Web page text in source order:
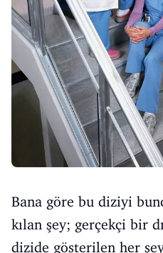
Bana göre bu diziyi
kılan şey; gerçekçi bir
dizide gösterilen her